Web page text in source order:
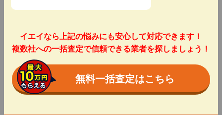
イエイなら上記の悩みにも安心して対応できます！
複数社への一括査定で信頼できる業者を探しましょう！
無料一括査定はこちら